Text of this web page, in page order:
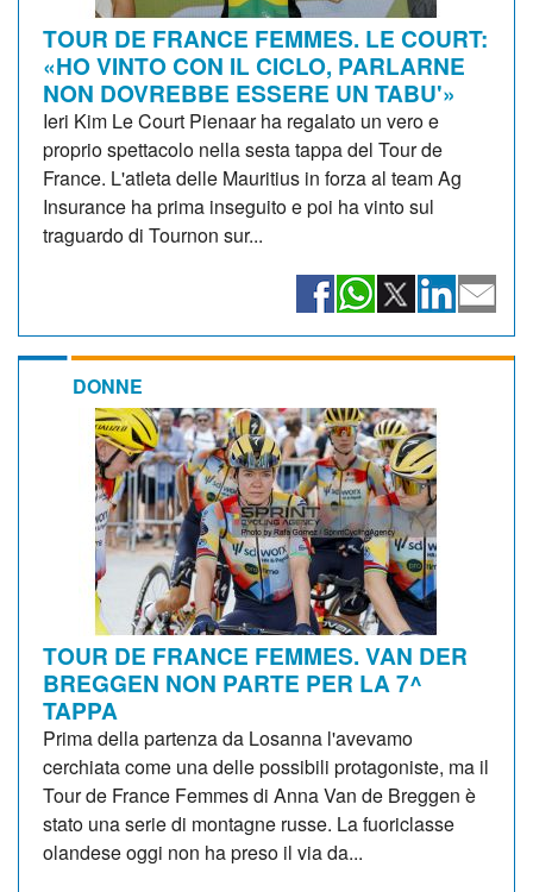
TOUR DE FRANCE FEMMES. LE COURT:
«HO VINTO CON IL CICLO, PARLARNE
NON DOVREBBE ESSERE UN TABU'»
Ieri Kim Le Court Pienaar ha regalato un vero e
proprio spettacolo nella sesta tappa del Tour de
France. L'atleta delle Mauritius in forza al team Ag
Insurance ha prima inseguito e poi ha vinto sul
traguardo di Tournon sur...
DONNE
TOUR DE FRANCE FEMMES. VAN DER
BREGGEN NON PARTE PER LA 7^
TAPPA
Prima della partenza da Losanna l'avevamo
cerchiata come una delle possibili protagoniste, ma il
Tour de France Femmes di Anna Van de Breggen è
stato una serie di montagne russe. La fuoriclasse
olandese oggi non ha preso il via da...